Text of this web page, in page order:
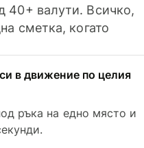
40+ валути. Всичко,
сметка, когато
в движение по целия
ръка на едно място и